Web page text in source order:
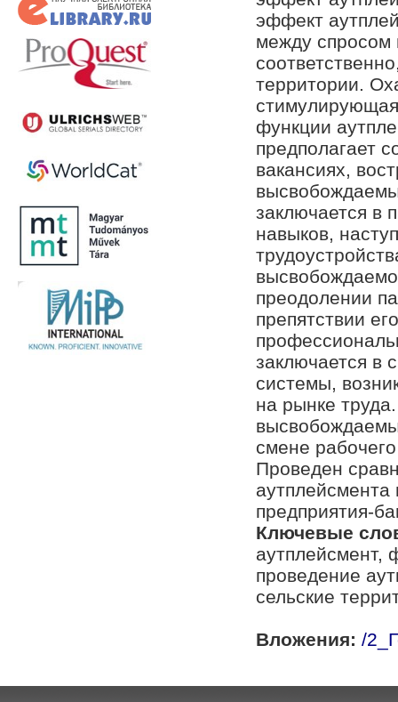
эффект
между спросом
территории.
функции
предполагает
вакансиях,
заключается в
навыков,
преодолении
препятствии
заключается в
системы,
на рынке
смене
Проведен
предприятия-
Ключевые
аутплейсмент,
проведение
сельские
Вложения: /